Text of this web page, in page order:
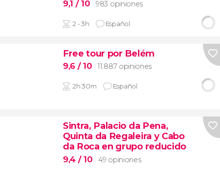
9,1 / 10 983 opiniones
2 - 3h Español
Free tour por Belém
9,6 / 10 11.887 opiniones
2h 30m Español
Sintra, Palacio da Pena,
Quinta da Regaleira y Cabo
da Roca en grupo reducido
9,4 / 10 49 opiniones